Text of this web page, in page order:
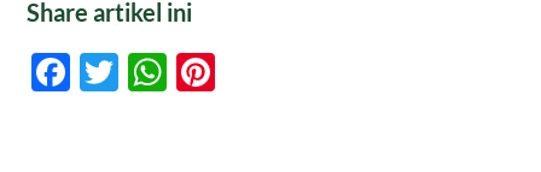
Share artikel ini
Facebook
TwitterWhatsApp